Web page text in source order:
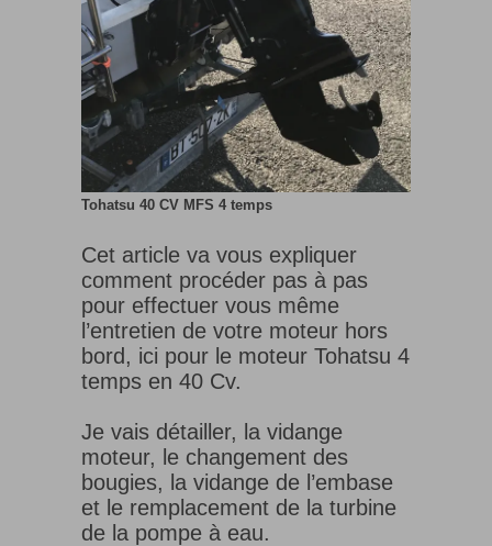
Tohatsu 40 CV MFS 4 temps
Cet article va vous expliquer
comment procéder pas à pas
pour effectuer vous même
l’entretien de votre moteur hors
bord, ici pour le moteur Tohatsu 4
temps en 40 Cv.
Je vais détailler, la vidange
moteur, le changement des
bougies, la vidange de l’embase
et le remplacement de la turbine
de la pompe à eau.